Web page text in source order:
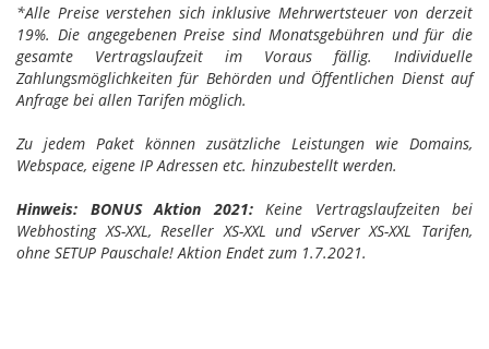
*Alle Preise verstehen sich inklusive Mehrwertsteuer von derzeit
19%. Die angegebenen Preise sind Monatsgebühren und für die
gesamte Vertragslaufzeit im Voraus fällig. Individuelle
Zahlungsmöglichkeiten für Behörden und Öffentlichen Dienst auf
Anfrage bei allen Tarifen möglich.
Zu jedem Paket können zusätzliche Leistungen wie Domains,
Webspace, eigene IP Adressen etc. hinzubestellt werden.
Hinweis: BONUS Aktion 2021:Keine Vertragslaufzeiten bei
Webhosting XS-XXL, Reseller XS-XXL und vServer XS-XXL Tarifen,
ohne SETUP Pauschale! Aktion Endet zum 1.7.2021.